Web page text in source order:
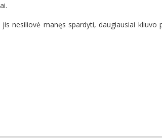
nesiliovė manęs spardyti, daugiausiai kliuvo